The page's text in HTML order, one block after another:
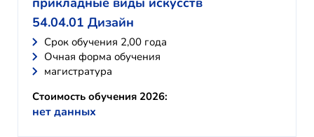
54.04.01 Дизайн
Cрок обучения 2,00 года
Очная форма обучения
магистратура
Стоимость обучения 2026:
нет данных